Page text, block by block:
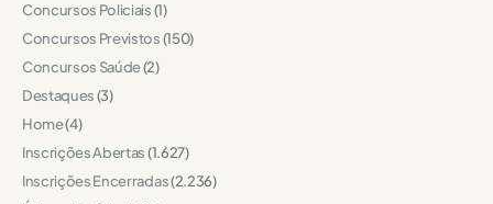
Concursos Policiais(1)
Concursos Previstos(150)
Concursos Saúde(2)
Destaques(3)
Home(4)
Inscrições Abertas(1.627)
Inscrições Encerradas(2.236)